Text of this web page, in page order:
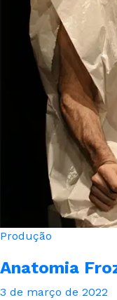
Produção
Anatomia
3 de março de 2022